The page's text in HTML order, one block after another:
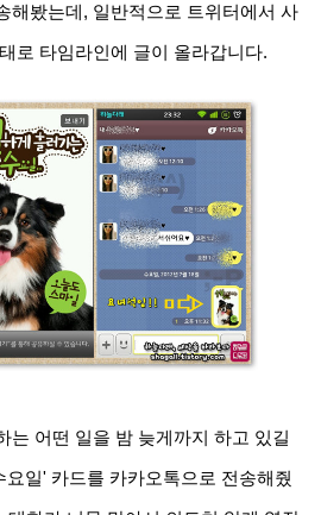
해봤는데, 일반적으로 트위터에서 사
로 타임라인에 글이 올라갑니다.
는 어떤 일을 밤 늦게까지 하고 있길
일' 카드를 카카오톡으로 전송해줬